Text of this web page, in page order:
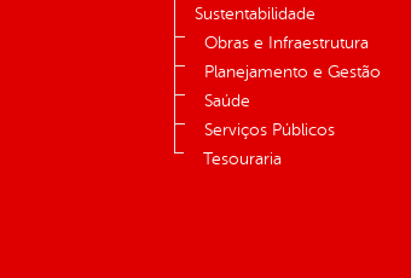
Sustentabilidade
Obras e Infraestrutura
Planejamento e Gestão
Saúde
Serviços Públicos
Tesouraria